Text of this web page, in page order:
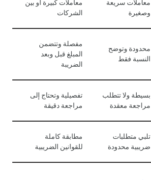
معاملات سريعة
وصغيرة
معاملات كبيرة أو بين
الشركات
محدودة وتوضح
النسبة فقط
مفصلة وتتضمن
المبلغ قبل وبعد
الضريبة
بسيطة ولا تتطلب
مراجعة معقدة
تفصيلية وتحتاج إلى
مراجعة دقيقة
تلبي متطلبات
ضريبية محدودة
مطابقة كاملة
للقوانين الضريبية